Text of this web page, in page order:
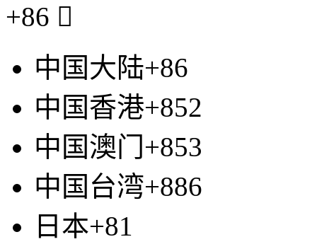
+86 
中国大陆+86
中国香港+852
中国澳门+853
中国台湾+886
日本+81